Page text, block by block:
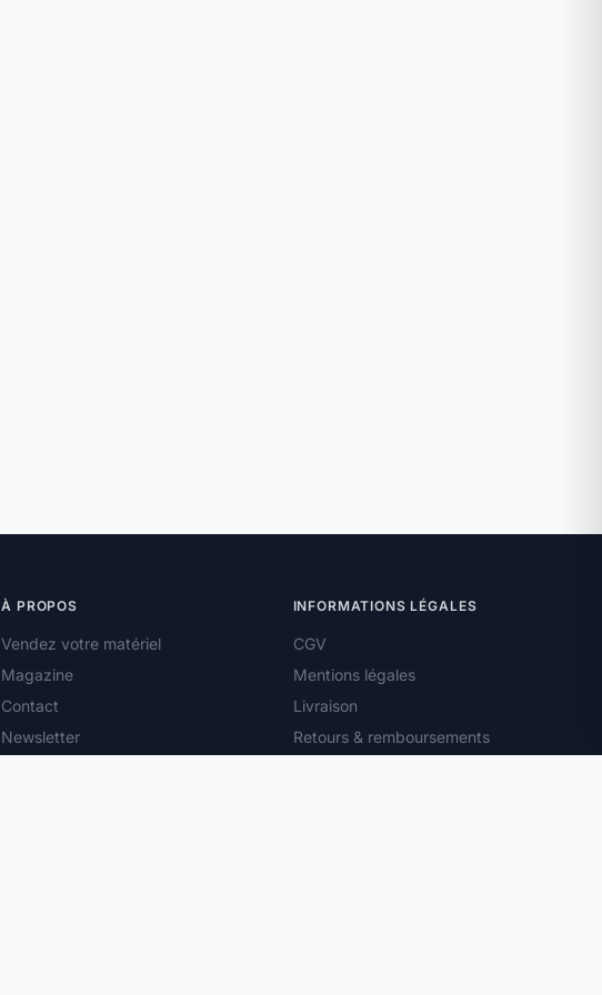
À PROPOS
Vendez votre matériel
Magazine
Contact
Newsletter
INFORMATIONS LÉGALES
CGV
Mentions légales
Livraison
Retours & remboursements